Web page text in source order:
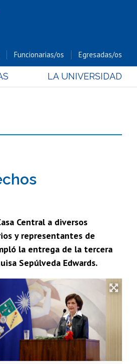
Funcionarias/os Egresadas/os
LA UNIVERSIDAD
Central a diversos
y representantes de
la entrega de la tercera
Sepúlveda Edwards.